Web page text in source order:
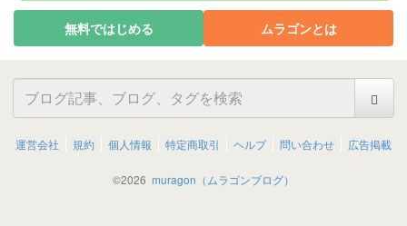
無料ではじめる ムラゴンとは
運営会社 規約 個人情報 特定商取引 ヘルプ 問い合わせ 広告掲載
©2026 muragon（ムラゴンブログ）